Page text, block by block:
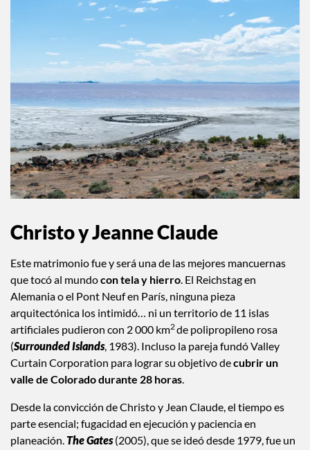
Christo y Jeanne Claude
Este matrimonio fue y será una de las mejores mancuernas
que tocó al mundocon tela y hierro. El Reichstag en
Alemania o el Pont Neuf en París, ninguna pieza
arquitectónica los intimidó… ni un territorio de 11 islas
artificiales pudieron con 2 000 km2de polipropileno rosa
(Surrounded Islands, 1983). Incluso la pareja fundó Valley
Curtain Corporation para lograr su objetivo decubrir un
valle de Colorado durante 28 horas.
Desde la convicción de Christo y Jean Claude, el tiempo es
parte esencial; fugacidad en ejecución y paciencia en
planeación.The Gates (2005), que se ideó desde 1979, fue un